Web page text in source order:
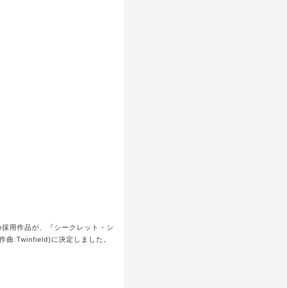
用作品が、『シークレット・シ
曲:Twinfield)に決定しました。